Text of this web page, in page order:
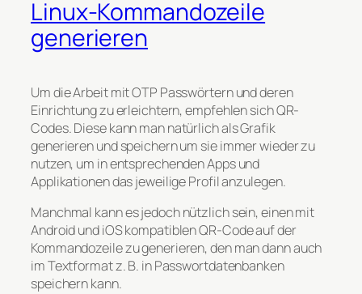
Linux-Kommandozeile
generieren
Um die Arbeit mit OTP Passwörtern und deren
Einrichtung zu erleichtern, empfehlen sich QR-
Codes. Diese kann man natürlich als Grafik
generieren und speichern um sie immer wieder zu
nutzen, um in entsprechenden Apps und
Applikationen das jeweilige Profil anzulegen.
Manchmal kann es jedoch nützlich sein, einen mit
Android und iOS kompatiblen QR-Code auf der
Kommandozeile zu generieren, den man dann auch
im Textformat z. B. in Passwortdatenbanken
speichern kann.